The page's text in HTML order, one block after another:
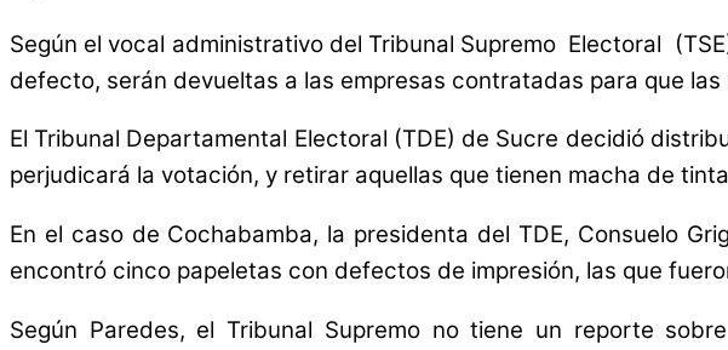
Según el vocal administrativo del Tribunal Supremo Electoral
defecto, serán devueltas a las empresas contratadas para que
El Tribunal Departamental Electoral (TDE) de Sucre decidió
perjudicará la votación, y retirar aquellas que tienen macha de
En el caso de Cochabamba, la presidenta del TDE, Consuelo
encontró cinco papeletas con defectos de impresión, las que
Según Paredes, el Tribunal Supremo no tiene un reporte